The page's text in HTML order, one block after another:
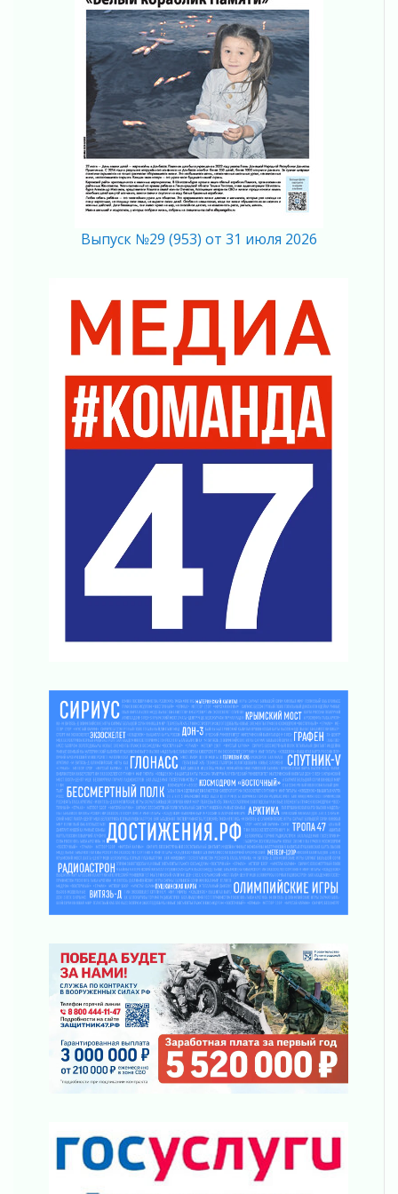
отправили на реставрацию
02 августа 2026
Ленобласть внедрила передовую подготовку
операторов БПЛА
02 августа 2026
В Ивангороде появилась «Избушка-
воробушка»
02 августа 2026
Юхла, мука, кантеле и Водяной
01 августа 2026
01 августа 2026
01 августа 2026
Лето без гаджетов
01 августа 2026
Болезнь девственниц и вампиров
01 августа 2026
Безмолвный крик о помощи
01 августа 2026
В музей всей семьёй
Без заявлений и очередей
Не женское это дело...уверены?
01 августа 2026
01 августа 2026
01 августа 2026
Пик топливного кризиса в регионе прошёл
31 июля 2026
О мужестве, долге и стойкости
31 июля 2026
Ленинградцы — бойцам «Барс-Ленинградец»
31 июля 2026
Маршрутами будущего — к заветной цели
31 июля 2026
«Корвет» на страже
31 июля 2026
31 июля 2026
С рабочим визитом
31 июля 2026
В Шлиссельбурге прошла акция «Белый
кораблик Памяти»
31 июля 2026
Новые возможности для творчества
31 июля 2026
От инженера-создателя к волонтёрам
«Созидателям»
31 июля 2026
Выпуск №29 (953) от 31 июля 2026